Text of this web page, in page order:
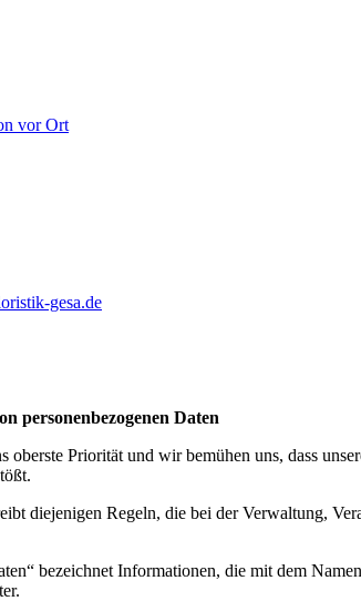
vor Ort
gesa.de
personenbezogenen Daten
oberste Priorität und wir bemühen uns, dass
diejenigen Regeln, die bei der Verwaltung,
bezeichnet Informationen, die mit dem